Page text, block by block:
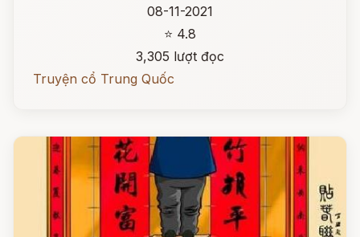
08-11-2021
⭐ 4.8
3,305 lượt đọc
Truyện cổ Trung Quốc